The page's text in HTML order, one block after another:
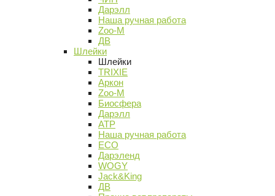
Дарэлл
Наша ручная работа
Zoo-M
ДВ
Шлейки
Шлейки
TRIXIE
Аркон
Zoo-M
Биосфера
Дарэлл
АТР
Наша ручная работа
ECO
Дарэленд
WOGY
Jack&King
ДВ